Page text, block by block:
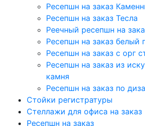
Ресепшн на заказ
Ресепшн на заказ Тесла
Реечный ресепшн на
Ресепшн на заказ белый
Ресепшн на заказ с орг
Ресепшн на заказ из
камня
Ресепшн на заказ по
Стойки регистратуры
Стеллажи для офиса на заказ
Ресепшн на заказ